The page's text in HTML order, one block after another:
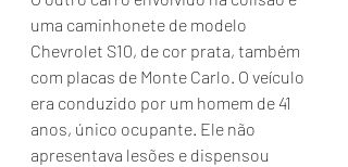
uma caminhonete de modelo
Chevrolet S10, de cor prata, também
com placas de Monte Carlo. O veículo
era conduzido por um homem de 41
anos, único ocupante. Ele não
apresentava lesões e dispensou